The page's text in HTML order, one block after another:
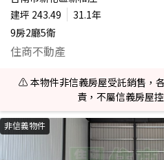
建坪 243.49
31.1年
9房2廳5衛
住商不動產
⚠️ 本物件非信義房屋受託銷售，
責，不屬信義房屋
非信義物件